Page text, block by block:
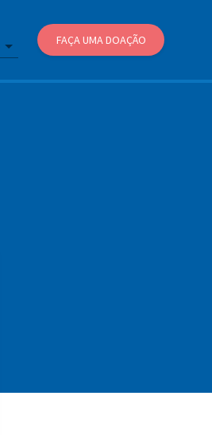
FAÇA UMA DOAÇÃO